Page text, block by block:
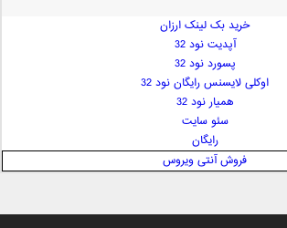
خرید بک لینک ارزان
آپدیت نود 32
پسورد نود 32
اوکلی لایسنس رایگان نود 32
همیار نود 32
سئو سایت
رایگان
فروش آنتی ویروس